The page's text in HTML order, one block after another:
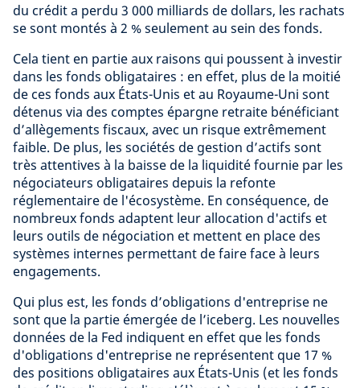
du crédit a perdu 3 000 milliards de dollars, les rachats
se sont montés à 2 % seulement au sein des fonds.
Cela tient en partie aux raisons qui poussent à investir
dans les fonds obligataires : en effet, plus de la moitié
de ces fonds aux États-Unis et au Royaume-Uni sont
détenus via des comptes épargne retraite bénéficiant
d’allègements fiscaux, avec un risque extrêmement
faible. De plus, les sociétés de gestion d’actifs sont
très attentives à la baisse de la liquidité fournie par les
négociateurs obligataires depuis la refonte
réglementaire de l'écosystème. En conséquence, de
nombreux fonds adaptent leur allocation d'actifs et
leurs outils de négociation et mettent en place des
systèmes internes permettant de faire face à leurs
engagements.
Qui plus est, les fonds d’obligations d'entreprise ne
sont que la partie émergée de l’iceberg. Les nouvelles
données de la Fed indiquent en effet que les fonds
d'obligations d'entreprise ne représentent que 17 %
des positions obligataires aux États-Unis (et les fonds